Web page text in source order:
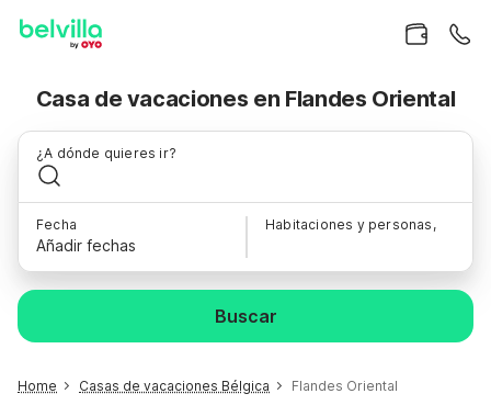
Casa de vacaciones en Flandes Oriental
¿A dónde quieres ir?
Fecha
Añadir fechas
Habitaciones y personas,
Buscar
Home Casas de vacaciones Bélgica Flandes Oriental